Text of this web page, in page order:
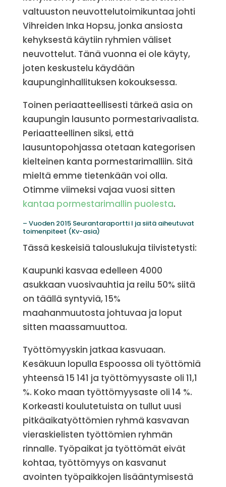
valtuuston neuvottelutoimikuntaa johti
Vihreiden Inka Hopsu, jonka ansiosta
kehyksestä käytiin ryhmien väliset
neuvottelut. Tänä vuonna ei ole käyty,
joten keskustelu käydään
kaupunginhallituksen kokouksessa.
Toinen periaatteellisesti tärkeä asia on
kaupungin lausunto pormestarivaalista.
Periaatteellinen siksi, että
lausuntopohjassa otetaan kategorisen
kielteinen kanta pormestarimalliin. Sitä
mieltä emme tietenkään voi olla.
Otimme viimeksi vajaa vuosi sitten
kantaa pormestarimallin puolesta.
– Vuoden 2015 Seurantaraportti I ja siitä aiheutuvat
toimenpiteet (Kv-asia)
Tässä keskeisiä talouslukuja tiivistetysti:
Kaupunki kasvaa edelleen 4000
asukkaan vuosivauhtia ja reilu 50% siitä
on täällä syntyviä, 15%
maahanmuutosta johtuvaa ja loput
sitten maassamuuttoa.
Työttömyyskin jatkaa kasvuaan.
Kesäkuun lopulla Espoossa oli työttömiä
yhteensä 15 141 ja työttömyysaste oli 11,1
%. Koko maan työttömyysaste oli 14 %.
Korkeasti koulutetuista on tullut uusi
pitkäaikatyöttömien ryhmä kasvavan
vieraskielisten työttömien ryhmän
rinnalle. Työpaikat ja työttömät eivät
kohtaa, työttömyys on kasvanut
avointen työpaikkojen lisääntymisestä